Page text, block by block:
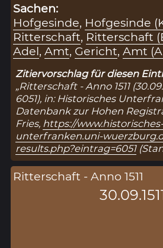
Sachen:
Hofgesinde, Hofgesinde
Ritterschaft, Ritterschaft
Adel,Amt, Gericht,Amt
Zitiervorschlag für diesen
„Ritterschaft - Anno 1511
6051), in: Historisches
Datenbank zur Hohen
Fries, https://
unterfranken.uni-
results.php?eintrag=6051
Ritterschaft - Anno 1511